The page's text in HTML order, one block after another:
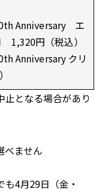
Anniversary エ
1,320円（税込）
Anniversary クリ
となる場合があり
ません
4月29日（金・